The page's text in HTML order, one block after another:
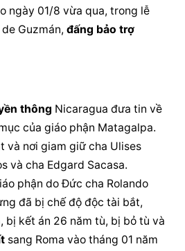
ngày 01/8 vừa qua, trong lễ
de Guzmán, đấng bảo trợ
thông Nicaragua đưa tin về
của giáo phận Matagalpa.
và nơi giam giữ cha Ulises
và cha Edgard Sacasa.
phận do Đức cha Rolando
đã bị chế độ độc tài bắt,
bị kết án 26 năm tù, bị bỏ tù và
sang Roma vào tháng 01 năm